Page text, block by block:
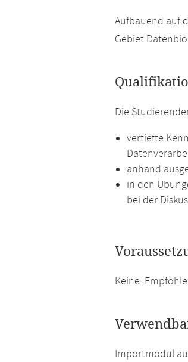
Aufbauend auf
Gebiet
Die
vertiefte
anhand
in den
bei der
Keine.
Importmodul